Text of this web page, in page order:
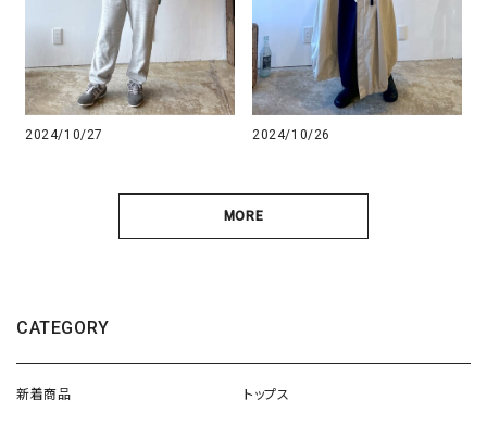
2024/10/27 2024/10/26
MORE
CATEGORY
新着商品 トップス